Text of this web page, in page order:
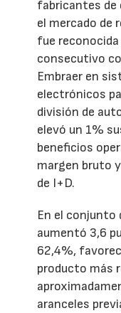
fabricantes de
el mercado de
fue
consecutivo
Embraer en
electrónicos
división de
elevó un 1%
beneficios
margen bruto
de I+D.
En el conjunto
aumentó 3,6
62,4%,
producto más
aranceles